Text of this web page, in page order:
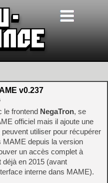
v0.237
le frontend NegaTron, se
officiel mais il ajoute une
utiliser pour récupérer
MAME depuis la version
un accès complet à
déjà en 2015 (avant
interne dans MAME).